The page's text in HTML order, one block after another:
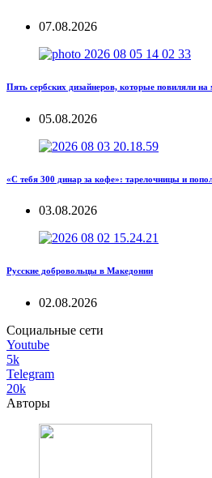
07.08.2026
Пять сербских дизайнеров, которые повиляли
05.08.2026
«С тебя 300 динар за кофе»: тарелочницы и
03.08.2026
Русские добровольцы в Македонии
02.08.2026
Социальные сети
Youtube
5k
Telegram
20k
Авторы